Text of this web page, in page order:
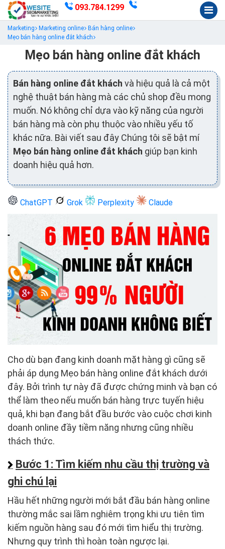
093.784.1299
Marketing Marketing online
Bán hàng online
Mẹo bán hàng online đắt khách
Mẹo bán hàng online đắt khách
Bán hàng online đắt khách và hiệu quả là cả một
nghệ thuật bán hàng mà các chủ shop đều mong
muốn. Nó không chỉ dựa vào kỹ năng của người
bán hàng mà còn phụ thuộc vào nhiều yếu tố
khác nữa. Bài viết sau đây Chúng tôi sẽ bật mí
Mẹo bán hàng online đắt khách giúp bạn kinh
doanh hiệu quả hơn.
ChatGPT Grok Perplexity Claude
Cho dù bạn đang kinh doanh mặt hàng gì cũng sẽ
phải áp dụng Mẹo bán hàng online đắt khách dưới
đây. Bởi trình tự này đã được chứng minh và bạn có
thể làm theo nếu muốn bán hàng trực tuyến hiệu
quả, khi bạn đang bắt đầu bước vào cuộc chơi kinh
doanh online đầy tiềm năng nhưng cũng nhiều
thách thức.
Bước 1: Tìm kiếm nhu cầu thị trường và
ghi chú lại
Hầu hết những người mới bắt đầu bán hàng online
thường mắc sai lầm nghiêm trọng khi ưu tiên tìm
kiếm nguồn hàng sau đó mới tìm hiểu thị trường.
Nhưng quy trình thì hoàn toàn ngược lại.